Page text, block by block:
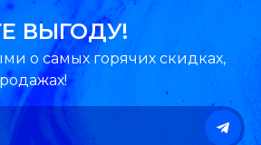
ВЫГОДУ!
о самых горячих скидках,